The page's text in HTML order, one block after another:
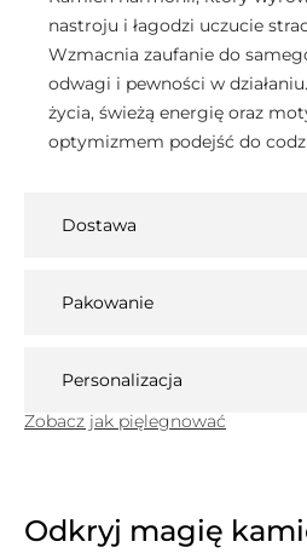
nastroju i łagodzi uczucie
Wzmacnia zaufanie do
odwagi i pewności w
życia, świeżą energię oraz
optymizmem podejść do
Dostawa
Pakowanie
Personalizacja
Zobacz jak pięlegnować
Odkryj magię